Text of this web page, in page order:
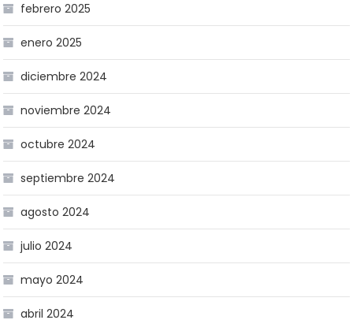
febrero 2025
enero 2025
diciembre 2024
noviembre 2024
octubre 2024
septiembre 2024
agosto 2024
julio 2024
mayo 2024
abril 2024